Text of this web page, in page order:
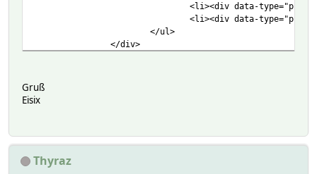
<li><div data-type="push" data-fhem-cmd="set
<li><div data-type="push" data-fhem-cmd="set
</ul>
</div>
Gruß
Eisix
Thyraz